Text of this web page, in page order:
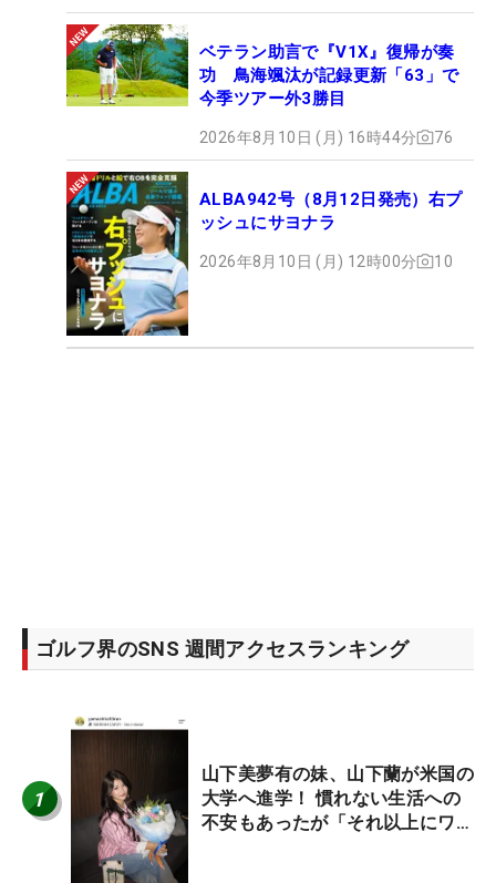
ベテラン助言で『V1X』復帰が奏
功 鳥海颯汰が記録更新「63」で
今季ツアー外3勝目
2026年8月10日 (月) 16時44分 76
ALBA942号（8月12日発売）右プ
ッシュにサヨナラ
2026年8月10日 (月) 12時00分 10
ゴルフ界のSNS 週間アクセスランキング
1
山下美夢有の妹、山下蘭が米国の
大学へ進学！ 慣れない生活への
不安もあったが「それ以上にワク